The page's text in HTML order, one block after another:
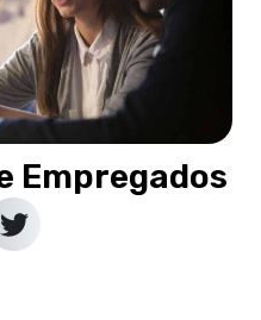
Empregados